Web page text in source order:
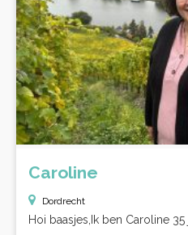
Caroline
Dordrecht
Hoi baasjes,Ik ben Caroline